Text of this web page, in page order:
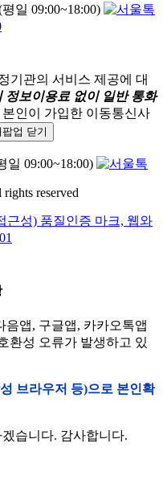
일 09:00~18:00)
기관의 서비스 제공에 대
정보이용료 없이 일반 통화
인이 가입한 이동통신사
업 닫기
일 09:00~18:00)
reserved
음앱, 구글앱, 카카오톡앱
환성 오류가 발생하고 있
브라우저 등)으로 본인확
습니다. 감사합니다.